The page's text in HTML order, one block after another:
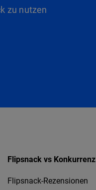
zu nutzen
Flipsnack vs Konkurrenz
Flipsnack-Rezensionen